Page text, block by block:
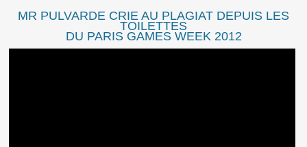
MR PULVARDE CRIE AU PLAGIAT DEPUIS LES
TOILETTES
DU PARIS GAMES WEEK 2012